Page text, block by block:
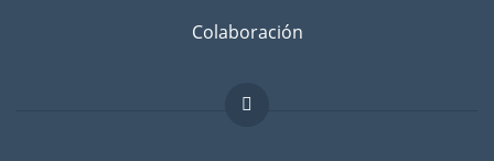
Colaboración